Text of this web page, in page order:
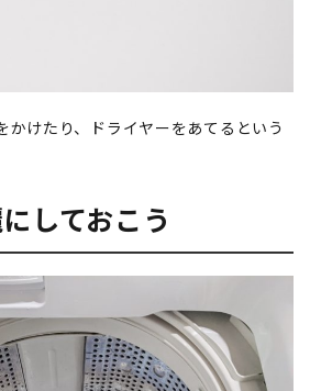
かけたり、ドライヤーをあてるという
しておこう